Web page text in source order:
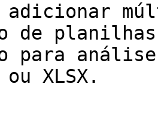
adicionar
de
para
ou XLSX.